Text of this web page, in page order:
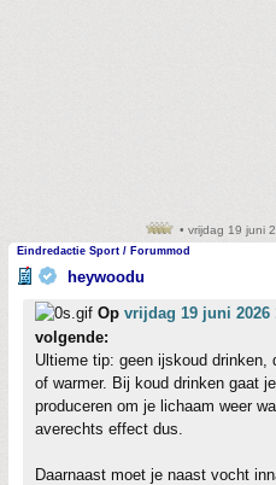
• vrijdag 19 juni
Eindredactie Sport / Forummod
heywoodu
Op vrijdag 19 juni 2026
volgende:
Ultieme tip: geen ijskoud
of warmer. Bij koud drinken gaat
produceren om je lichaam weer
averechts effect dus.
Daarnaast moet je naast vocht